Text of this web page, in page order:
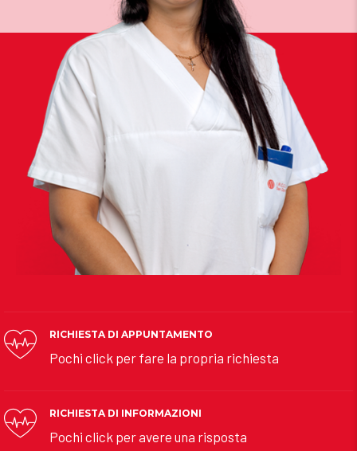
RICHIESTA DI APPUNTAMENTO
Pochi click per fare la propria richiesta
RICHIESTA DI INFORMAZIONI
Pochi click per avere una risposta